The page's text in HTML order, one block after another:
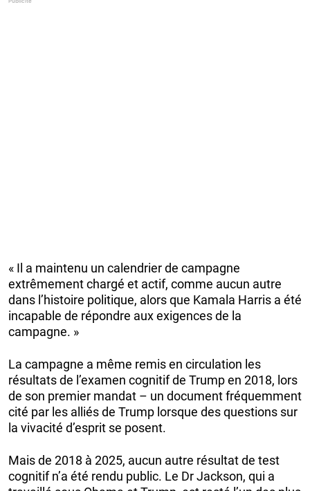
« Il a maintenu un calendrier de campagne
extrêmement chargé et actif, comme aucun autre
dans l’histoire politique, alors que Kamala Harris a été
incapable de répondre aux exigences de la
campagne. »
La campagne a même remis en circulation les
résultats de l’examen cognitif de Trump en 2018, lors
de son premier mandat – un document fréquemment
cité par les alliés de Trump lorsque des questions sur
la vivacité d’esprit se posent.
Mais de 2018 à 2025, aucun autre résultat de test
cognitif n’a été rendu public. Le Dr Jackson, qui a